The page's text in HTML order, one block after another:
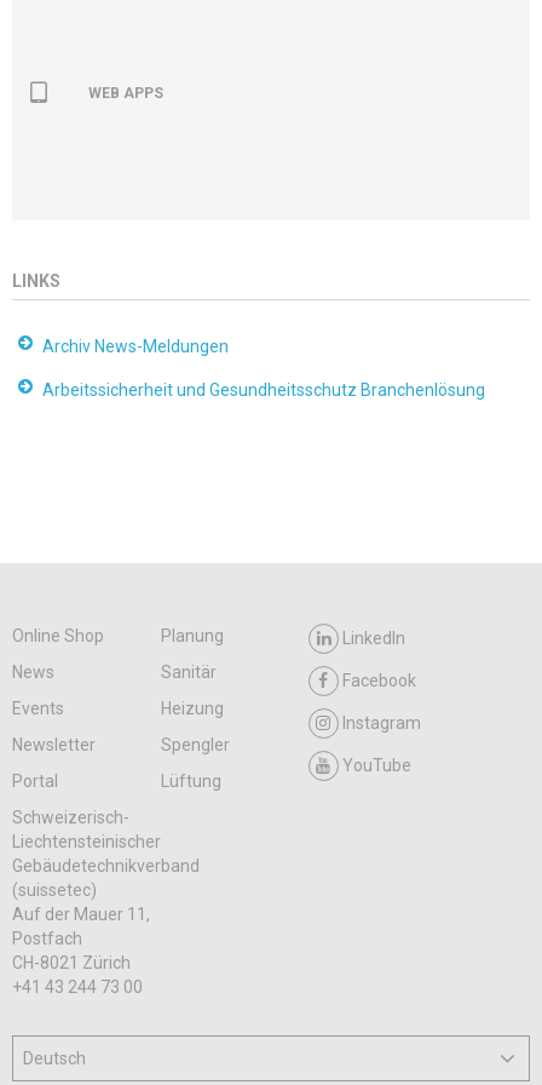
WEB APPS
LINKS
Archiv News-Meldungen
Arbeitssicherheit und Gesundheitsschutz Branchenlösung
Online Shop
Planung
News
Sanitär
Events
Heizung
Newsletter
Spengler
Portal
Lüftung
LinkedIn
Facebook
Instagram
YouTube
Schweizerisch-
Liechtensteinischer
Gebäudetechnikverband
(suissetec)
Auf der Mauer 11,
Postfach
CH-8021 Zürich
+41 43 244 73 00